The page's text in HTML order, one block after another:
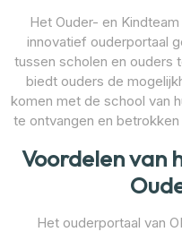
Het Ouder- en
innovatief ouderportaal
tussen scholen en ouders
biedt ouders de
komen met de school van
te ontvangen en
Voordelen van
Het ouderportaal van